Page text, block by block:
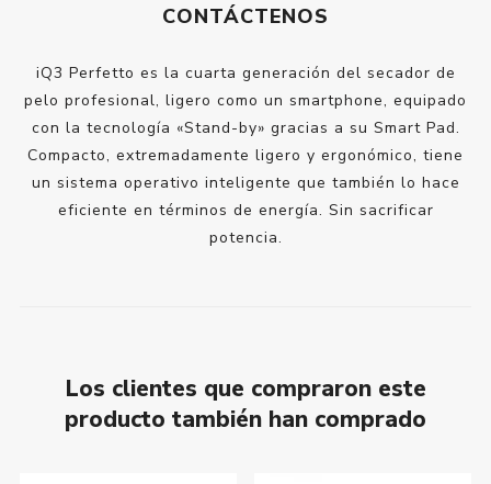
CONTÁCTENOS
iQ3 Perfetto es la cuarta generación del secador de
pelo profesional, ligero como un smartphone, equipado
con la tecnología «Stand-by» gracias a su Smart Pad.
Compacto, extremadamente ligero y ergonómico, tiene
un sistema operativo inteligente que también lo hace
eficiente en términos de energía. Sin sacrificar
potencia.
Los clientes que compraron este
producto también han comprado